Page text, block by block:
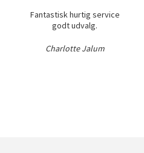
Fantastisk hurtig service
godt udvalg.
Charlotte Jalum